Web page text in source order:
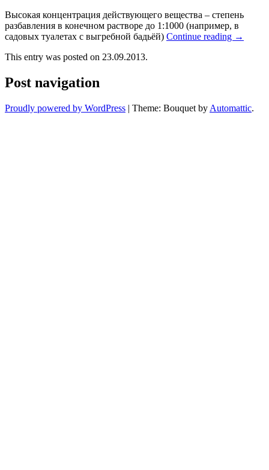
Высокая концентрация действующего вещества – степень
разбавления в конечном растворе до 1:1000 (например, в
садовых туалетах с выгребной бадьёй) Continue reading →
This entry was posted on 23.09.2013.
Post navigation
Proudly powered by WordPress | Theme: Bouquet by Automattic.